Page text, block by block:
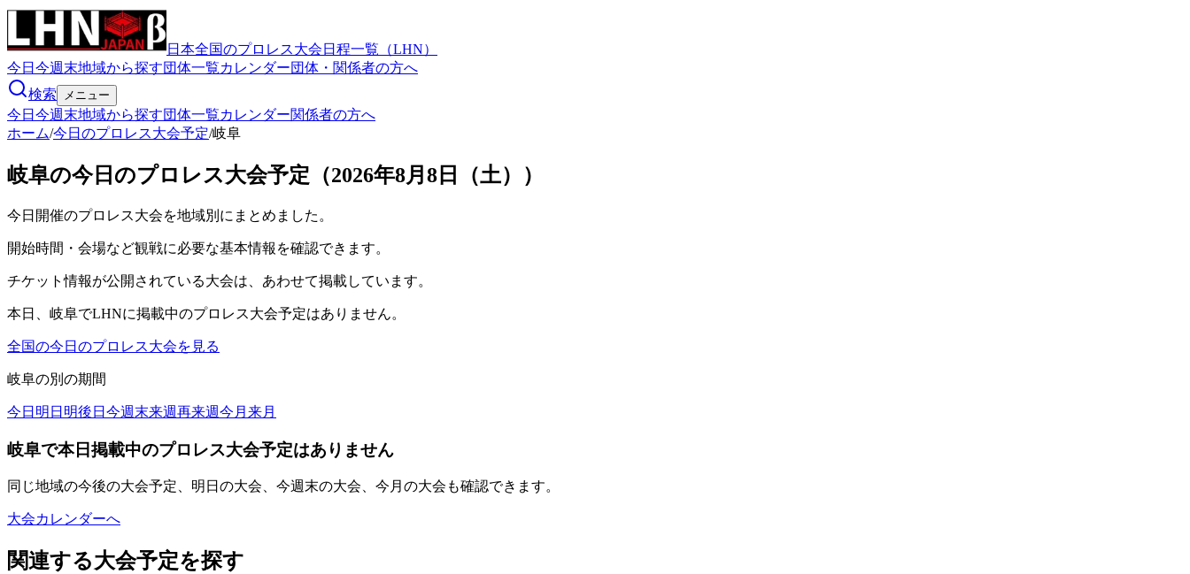
日本全国のプロレス大会日程一覧（LHN）
今日 今週末地域から探す団体一覧カレンダー団体・関係者の方へ
検索
メニュー
今日 今週末地域から探す団体一覧カレンダー関係者の方へ
ホーム/今日のプロレス大会予定/岐阜
岐阜の今日のプロレス大会予定（2026年8月8日（土））
今日開催のプロレス大会を地域別にまとめました。
開始時間・会場など観戦に必要な基本情報を確認できます。
チケット情報が公開されている大会は、あわせて掲載しています。
本日、岐阜でLHNに掲載中のプロレス大会予定はありません。
全国の今日のプロレス大会を見る
岐阜の別の期間
今日 明日 明後日 今週末来週再来週今月 来月
岐阜で本日掲載中のプロレス大会予定はありません
同じ地域の今後の大会予定、明日の大会、今週末の大会、今月の大会も確認できます。
大会カレンダーへ
関連する大会予定を探す